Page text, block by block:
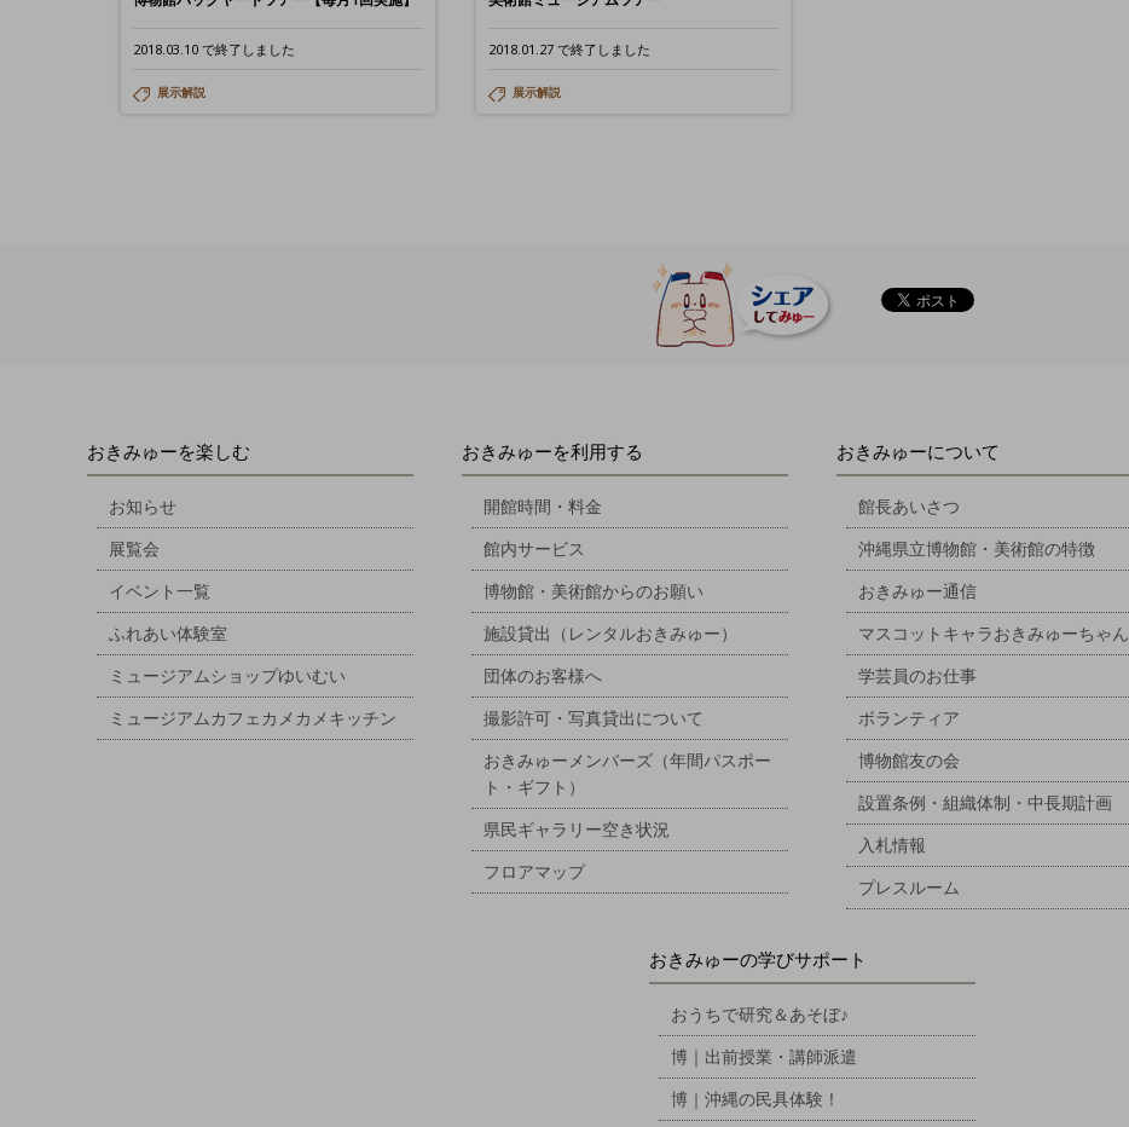
2018.03.10 で終了しました
展示解説
2018.01.27 で終了しました
展示解説
おきみゅーを楽しむ
お知らせ
展覧会
イベント一覧
ふれあい体験室
ミュージアムショップゆいむい
ミュージアムカフェカメカメキッチン
おきみゅーを利用する
開館時間・料金
館内サービス
博物館・美術館からのお願い
施設貸出（レンタルおきみゅー）
団体のお客様へ
撮影許可・写真貸出について
おきみゅーメンバーズ（年間パスポー
ト・ギフト）
県民ギャラリー空き状況
フロアマップ
おきみゅーについて
館長あいさつ
沖縄県立博物館・美術館の特徴
おきみゅー通信
マスコットキャラおきみゅーちゃん
学芸員のお仕事
ボランティア
博物館友の会
設置条例・組織体制・中長期計画
入札情報
プレスルーム
おきみゅーの学びサポート
おうちで研究＆あそぼ♪
博｜出前授業・講師派遣
博｜沖縄の民具体験！